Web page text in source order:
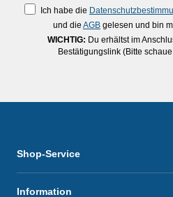
Ich habe die
und die AGB gelesen und bin
WICHTIG: Du erhältst im
Bestätigungslink (Bitte
Shop-Service
Information